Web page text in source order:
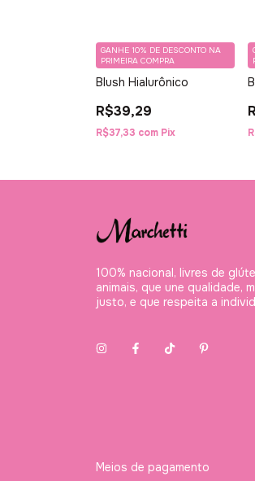
Blush Hialurônico
R$39,29
R$37,33 com Pix
GANHE 10% DE DESCONTO NA
PRIMEIRA COMPRA
100% nacional, livres de
animais, que une qualidade,
justo, e que respeita a
Meios de pagamento